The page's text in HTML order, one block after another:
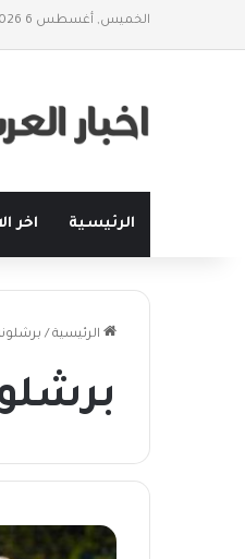
الخميس, أغسطس 6 2026
الرئيسية اخر
الرئيسية /